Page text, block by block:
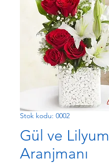
Stok kodu: 0002
Gül ve Lilyum
Aranjmanı